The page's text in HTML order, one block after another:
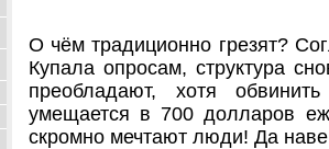
О чём традиционно грезят?
Купала опросам, структура
преобладают, хотя
умещается в 700 долларов
скромно мечтают люди! Да